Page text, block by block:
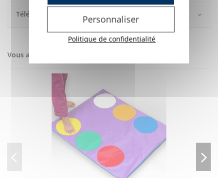
Téléchargement
Vous aimerez aussi
Personnaliser
Politique de confidentialité